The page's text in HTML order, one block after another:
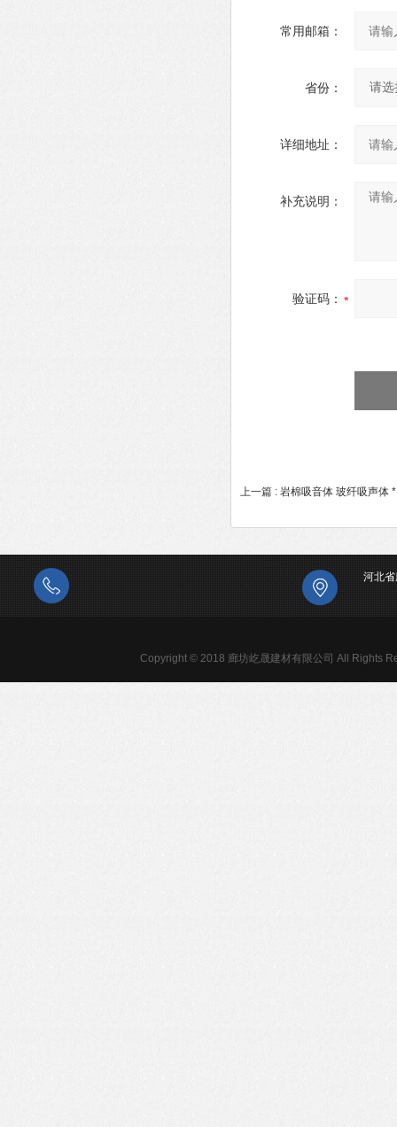
常用邮箱：
省份：
详细地址：
补充说明：
验证码：
上一篇 : 岩棉吸音体 玻纤吸声体
河北
Copyright © 2018 廊坊屹晟建材有限公司 All Rights